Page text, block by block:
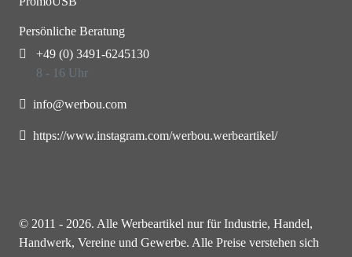
Persönliche Beratung
+49 (0) 3491-6245130
8 - 16 Uhr
info@werbou.com
https://www.instagram.com/werbou.werbeartikel/
© 2011 - 2026. Alle Werbeartikel nur für Industrie, Handel,
Handwerk, Vereine und Gewerbe. Alle Preise verstehen sich